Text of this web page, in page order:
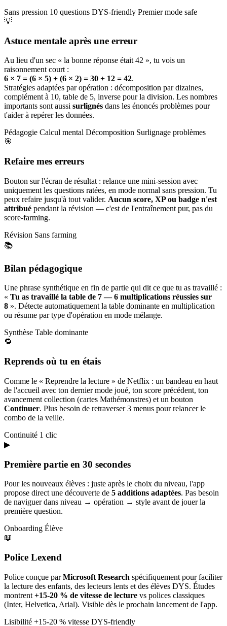
Sans pression 10 questions DYS-friendly Premier mode safe
💡
Astuce mentale après une erreur
Au lieu d'un sec « la bonne réponse était 42 », tu vois un
raisonnement court :
6 × 7 = (6 × 5) + (6 × 2) = 30 + 12 = 42.
Stratégies adaptées par opération : décomposition par dizaines,
complément à 10, table de 5, inverse pour la division. Les nombres
importants sont aussi surlignés dans les énoncés problèmes pour
t'aider à repérer les données.
Pédagogie Calcul mental Décomposition Surlignage problèmes
🎯
Refaire mes erreurs
Bouton sur l'écran de résultat : relance une mini-session avec
uniquement les questions ratées, en mode normal sans pression. Tu
peux refaire jusqu'à tout valider. Aucun score, XP ou badge n'est
attribué pendant la révision — c'est de l'entraînement pur, pas du
score-farming.
Révision Sans farming
📚
Bilan pédagogique
Une phrase synthétique en fin de partie qui dit ce que tu as travaillé :
« Tu as travaillé la table de 7 — 6 multiplications réussies sur
8 ». Détecte automatiquement la table dominante en multiplication
ou résume par type d'opération en mode mélange.
Synthèse Table dominante
🔁
Reprends où tu en étais
Comme le « Reprendre la lecture » de Netflix : un bandeau en haut
de l'accueil avec ton dernier mode joué, ton score précédent, ton
avancement collection (cartes Mathémonstres) et un bouton
Continuer. Plus besoin de retraverser 3 menus pour relancer le
combo de la veille.
Continuité 1 clic
▶
Première partie en 30 secondes
Pour les nouveaux élèves : juste après le choix du niveau, l'app
propose direct une découverte de 5 additions adaptées. Pas besoin
de naviguer dans niveau → opération → style avant de jouer la
première question.
Onboarding Élève
📖
Police Lexend
Police conçue parMicrosoft Research spécifiquement pour faciliter
la lecture des enfants, des lecteurs lents et des élèves DYS. Études
montrent +15-20 % de vitesse de lecture vs polices classiques
(Inter, Helvetica, Arial). Visible dès le prochain lancement de l'app.
Lisibilité +15-20 % vitesse DYS-friendly